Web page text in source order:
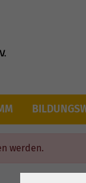
werden.